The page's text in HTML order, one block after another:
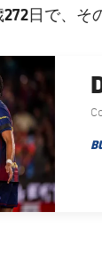
272日で、そ